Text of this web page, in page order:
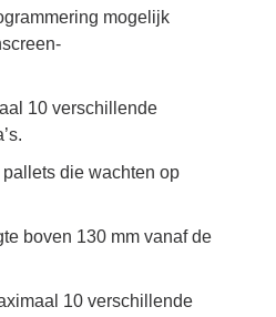
mogelijk
10 verschillende
die wachten op
boven 130 mm vanaf de
10 verschillende